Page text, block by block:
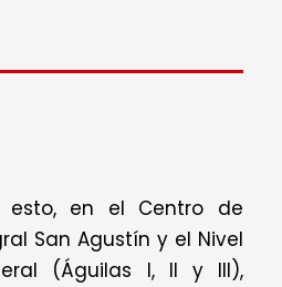
esto, en el Centro de
San Agustín y el Nivel
(Águilas I, II y III),